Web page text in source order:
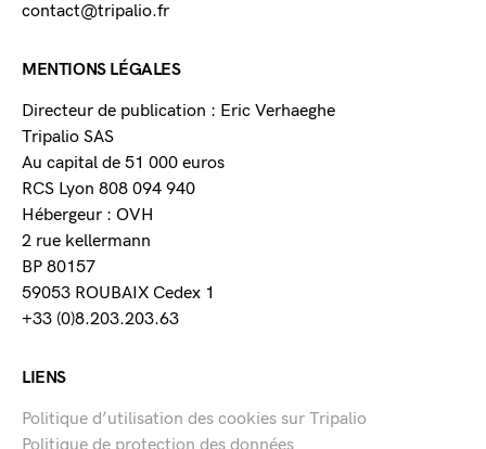
contact@tripalio.fr
MENTIONS LÉGALES
Directeur de publication : Eric Verhaeghe
Tripalio SAS
Au capital de 51 000 euros
RCS Lyon 808 094 940
Hébergeur : OVH
2 rue kellermann
BP 80157
59053 ROUBAIX Cedex 1
+33 (0)8.203.203.63
LIENS
Politique d’utilisation des cookies sur Tripalio